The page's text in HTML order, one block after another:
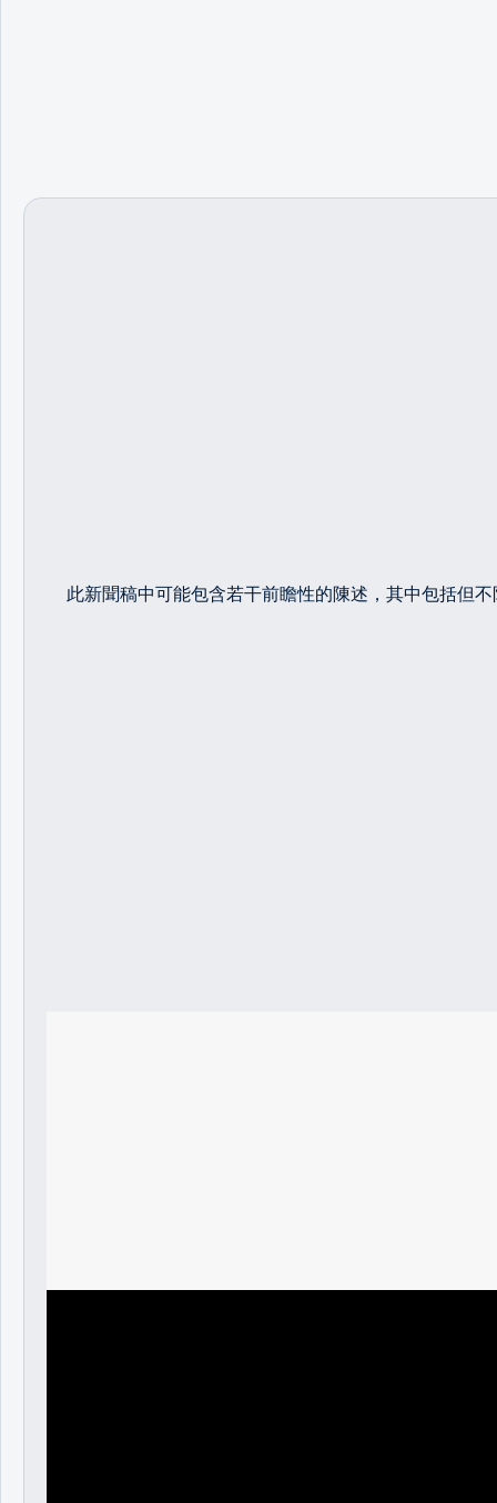
此新聞稿中可能包含若干前瞻性的陳述，其中包括但